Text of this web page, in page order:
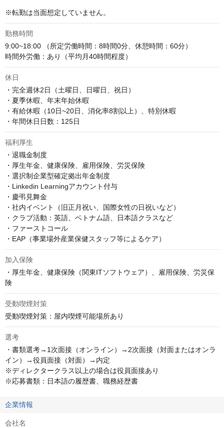
※転勤は当面想定していません。
勤務時間
9:00~18:00 （所定労働時間：8時間0分、休憩時間：60分）
時間外労働：あり（平均月40時間程度）
休日
・完全週休2日（土曜日、日曜日、祝日）
・夏季休暇、年末年始休暇
・有給休暇（10日~20日、消化率8割以上）、特別休暇
・年間休日日数：125日
福利厚生
・退職金制度
・厚生年金、健康保険、雇用保険、労災保険
・選択制企業型確定拠出年金制度
・Linkedin Learningアカウント付与
・慶弔見舞金
・社内イベント（旧正月祝い、国際女性の日祝いなど）
・クラブ活動：英語、ベトナム語、日本語クラスなど
・ファーストコール
・EAP（事業場外産業保健スタッフ等によるケア）
加入保険
・厚生年金、健康保険（関東ITソフトウェア）、雇用保険、労災保
険
受動喫煙対策
受動喫煙対策：屋内喫煙可能場所あり
選考
・書類選考→1次面接（オンライン）→2次面接（対面またはオンラ
イン）→役員面接（対面）→内定
※ディレクタークラス以上の場合は役員面接あり
※応募書類：日本語の履歴書、職務経歴書
企業情報
会社名